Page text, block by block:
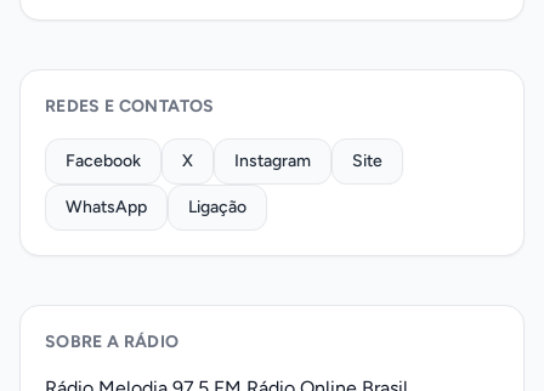
REDES E CONTATOS
Facebook X Instagram Site
WhatsApp Ligação
SOBRE A RÁDIO